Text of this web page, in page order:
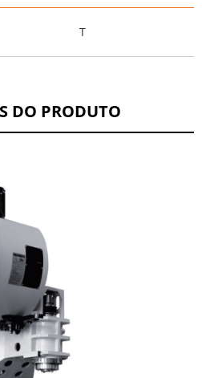
T
DO PRODUTO